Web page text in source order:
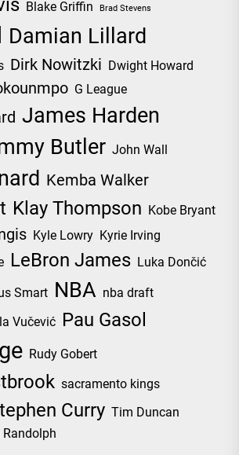
Blake Griffin Brad Stevens
Damian Lillard
Dirk Nowitzki Dwight Howard
G League
James Harden
Butler John Wall
Kemba Walker
Klay Thompson Kobe Bryant
Kyle Lowry Kyrie Irving
LeBron James Luka Dončić
Smart NBA nba draft
Vučević Pau Gasol
Rudy Gobert
sacramento kings
Curry Tim Duncan